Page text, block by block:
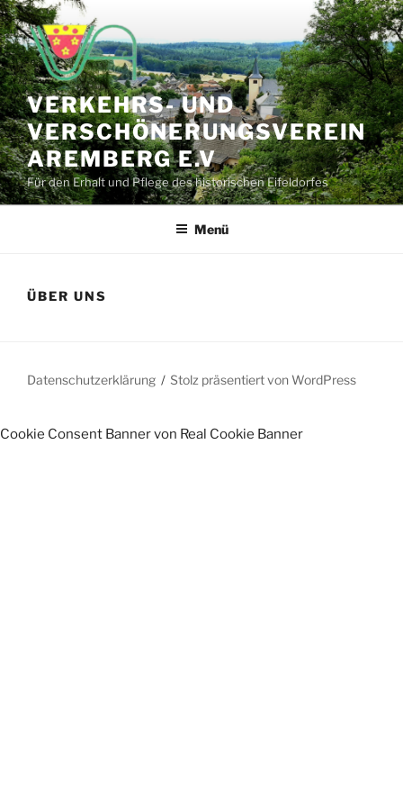
Zum
Inhalt
springen
VERKEHRS- UND
VERSCHÖNERUNGSVEREIN
AREMBERG E.V
Für den Erhalt und Pflege des historischen Eifeldorfes
Menü
ÜBER UNS
Datenschutzerklärung Stolz präsentiert von WordPress
Cookie Consent Banner von Real Cookie Banner